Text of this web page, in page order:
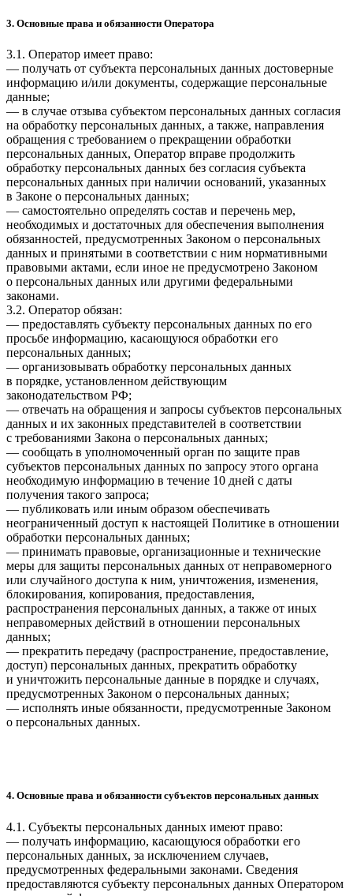
3. Основные права и обязанности Оператора
3.1. Оператор имеет право:
— получать от субъекта персональных данных достоверные
информацию и/или документы, содержащие персональные
данные;
— в случае отзыва субъектом персональных данных согласия
на обработку персональных данных, а также, направления
обращения с требованием о прекращении обработки
персональных данных, Оператор вправе продолжить
обработку персональных данных без согласия субъекта
персональных данных при наличии оснований, указанных
в Законе о персональных данных;
— самостоятельно определять состав и перечень мер,
необходимых и достаточных для обеспечения выполнения
обязанностей, предусмотренных Законом о персональных
данных и принятыми в соответствии с ним нормативными
правовыми актами, если иное не предусмотрено Законом
о персональных данных или другими федеральными
законами.
3.2. Оператор обязан:
— предоставлять субъекту персональных данных по его
просьбе информацию, касающуюся обработки его
персональных данных;
— организовывать обработку персональных данных
в порядке, установленном действующим
законодательством РФ;
— отвечать на обращения и запросы субъектов персональных
данных и их законных представителей в соответствии
с требованиями Закона о персональных данных;
— сообщать в уполномоченный орган по защите прав
субъектов персональных данных по запросу этого органа
необходимую информацию в течение 10 дней с даты
получения такого запроса;
— публиковать или иным образом обеспечивать
неограниченный доступ к настоящей Политике в отношении
обработки персональных данных;
— принимать правовые, организационные и технические
меры для защиты персональных данных от неправомерного
или случайного доступа к ним, уничтожения, изменения,
блокирования, копирования, предоставления,
распространения персональных данных, а также от иных
неправомерных действий в отношении персональных
данных;
— прекратить передачу (распространение, предоставление,
доступ) персональных данных, прекратить обработку
и уничтожить персональные данные в порядке и случаях,
предусмотренных Законом о персональных данных;
— исполнять иные обязанности, предусмотренные Законом
о персональных данных.
4. Основные права и обязанности субъектов персональных данных
4.1. Субъекты персональных данных имеют право:
— получать информацию, касающуюся обработки его
персональных данных, за исключением случаев,
предусмотренных федеральными законами. Сведения
предоставляются субъекту персональных данных Оператором